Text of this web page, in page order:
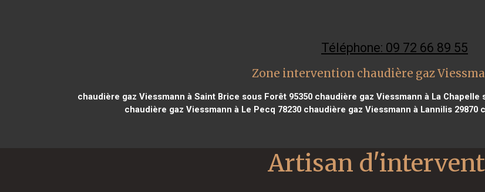
Téléphone: 09 72 66 89 55
Zone intervention chaudière gaz
chaudière gaz Viessmann à Saint Brice sous Forêt 95350chaudière gaz Viessmann à La Chapelle
chaudière gaz Viessmann à Le Pecq 78230 chaudière gaz Viessmann à Lannilis 29870
Artisan